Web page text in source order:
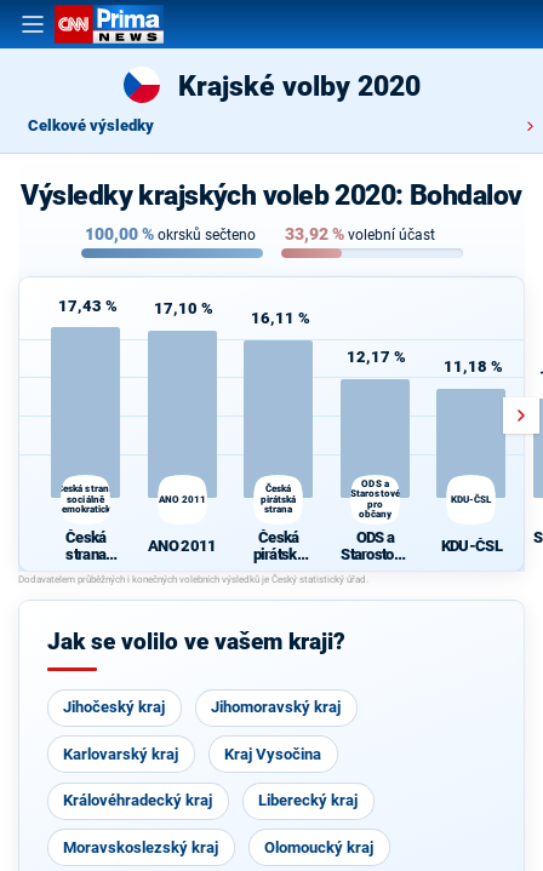
Krajské volby 2020
Celkové výsledky
Výsledky krajských voleb 2020: Bohdalov
100,00% okrsků sečteno 33,92% volební účast
17,43 %
Česká strana
sociálně
demokratická
Česká
strana
sociálně
demokrati
cká
17,10 %
ANO 2011
ANO 2011
16,11 %
Česká
pirátská
strana
Česká
pirátská
strana
12,17 %
ODS a
Starostové
pro
občany
ODS a
Starostové
pro občany
11,18 %
KDU-ČSL
KDU-ČSL
Jak se volilo ve vašem kraji?
Jihočeský kraj Jihomoravský kraj
Karlovarský kraj Kraj Vysočina
Královéhradecký kraj Liberecký kraj
Moravskoslezský kraj Olomoucký kraj